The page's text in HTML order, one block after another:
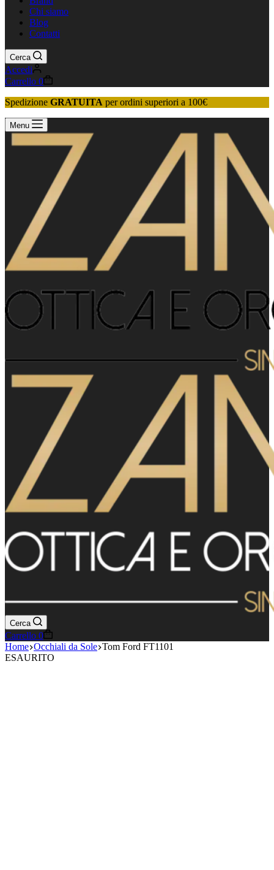
Chi siamo
Blog
Contatti
Cerca
Accedi
Carrello 0
Spedizione GRATUITA per ordini superiori a 100€
Menu
Cerca
Carrello 0
Home Occhiali da Sole Tom Ford FT1101
ESAURITO